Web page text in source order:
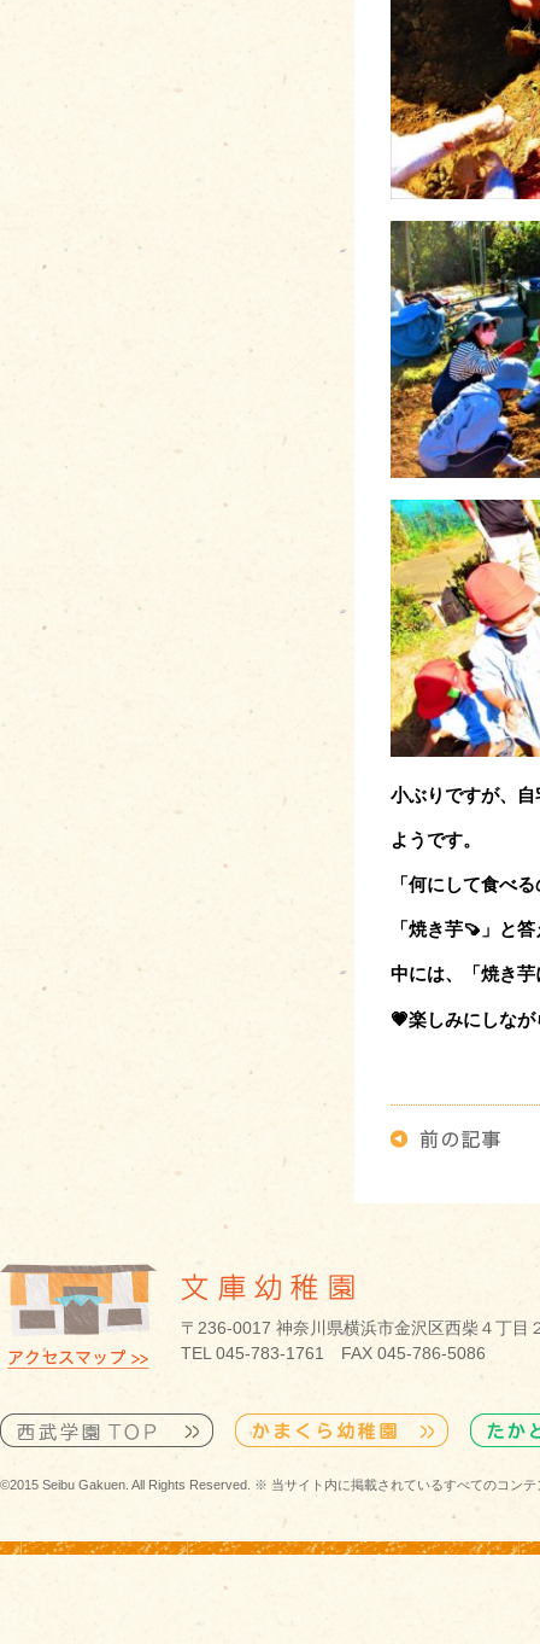
小ぶりですが、
ようです。
「何にして食べ
「焼き芋🍠」と
中には、「焼き
💗楽しみにしな
〒236-0017 神奈川県横浜市金沢区西柴４丁
TEL 045-783-1761 FAX 045-786-5086
©2015 Seibu Gakuen. All Rights Reserved. ※ 当サイト内に掲載されているすべてのコン